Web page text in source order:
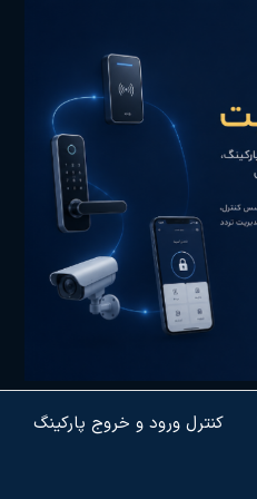
کنترل ورود و خروج پارکینگ